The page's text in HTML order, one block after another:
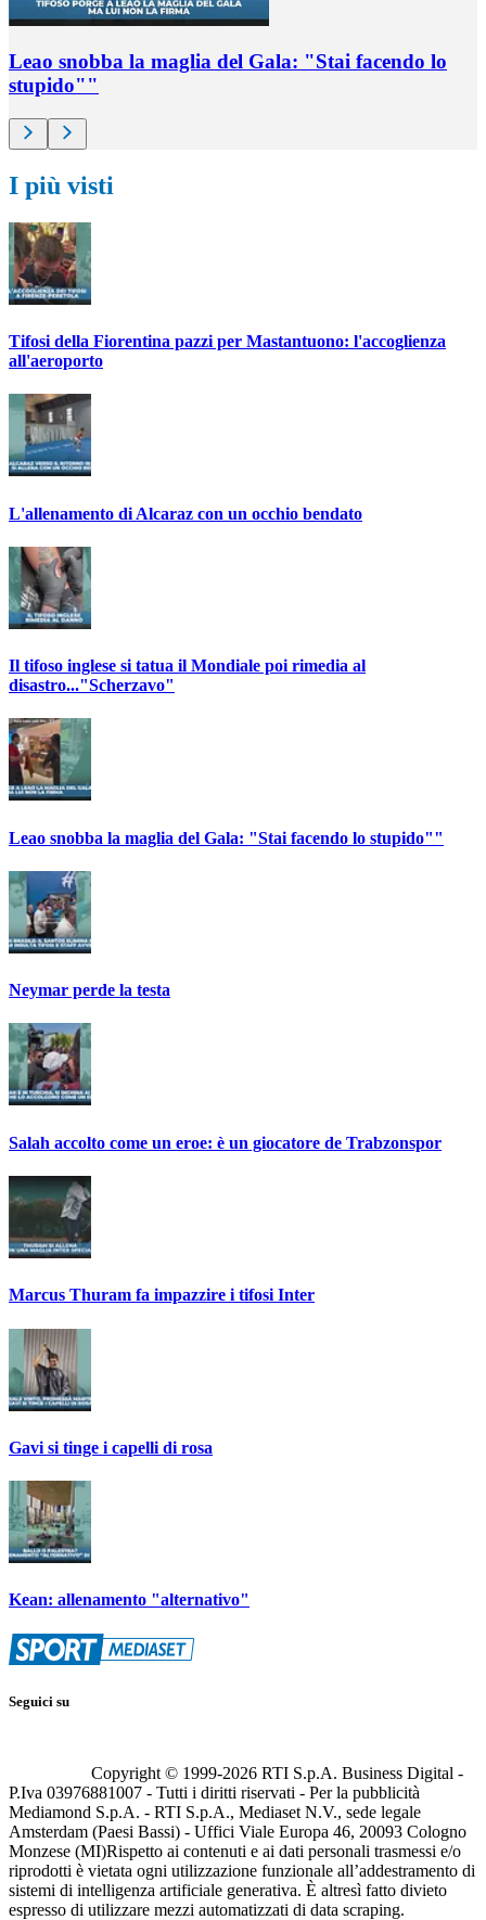
Leao snobba la maglia del Gala: "Stai facendo lo
stupido""
I più visti
Tifosi della Fiorentina pazzi per Mastantuono: l'accoglienza
all'aeroporto
L'allenamento di Alcaraz con un occhio bendato
Il tifoso inglese si tatua il Mondiale poi rimedia al
disastro..."Scherzavo"
Leao snobba la maglia del Gala: "Stai facendo lo stupido""
Neymar perde la testa
Salah accolto come un eroe: è un giocatore de Trabzonspor
Marcus Thuram fa impazzire i tifosi Inter
Gavi si tinge i capelli di rosa
Kean: allenamento "alternativo"
Seguici su
Copyright © 1999-2026 RTI S.p.A. Business Digital -
P.Iva 03976881007 - Tutti i diritti riservati - Per la pubblicità
Mediamond S.p.A. - RTI S.p.A., Mediaset N.V., sede legale
Amsterdam (Paesi Bassi) - Uffici Viale Europa 46, 20093 Cologno
Monzese (MI)Rispetto ai contenuti e ai dati personali trasmessi e/o
riprodotti è vietata ogni utilizzazione funzionale all’addestramento di
sistemi di intelligenza artificiale generativa. È altresì fatto divieto
espresso di utilizzare mezzi automatizzati di data scraping.